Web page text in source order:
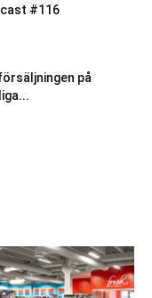
#116
på